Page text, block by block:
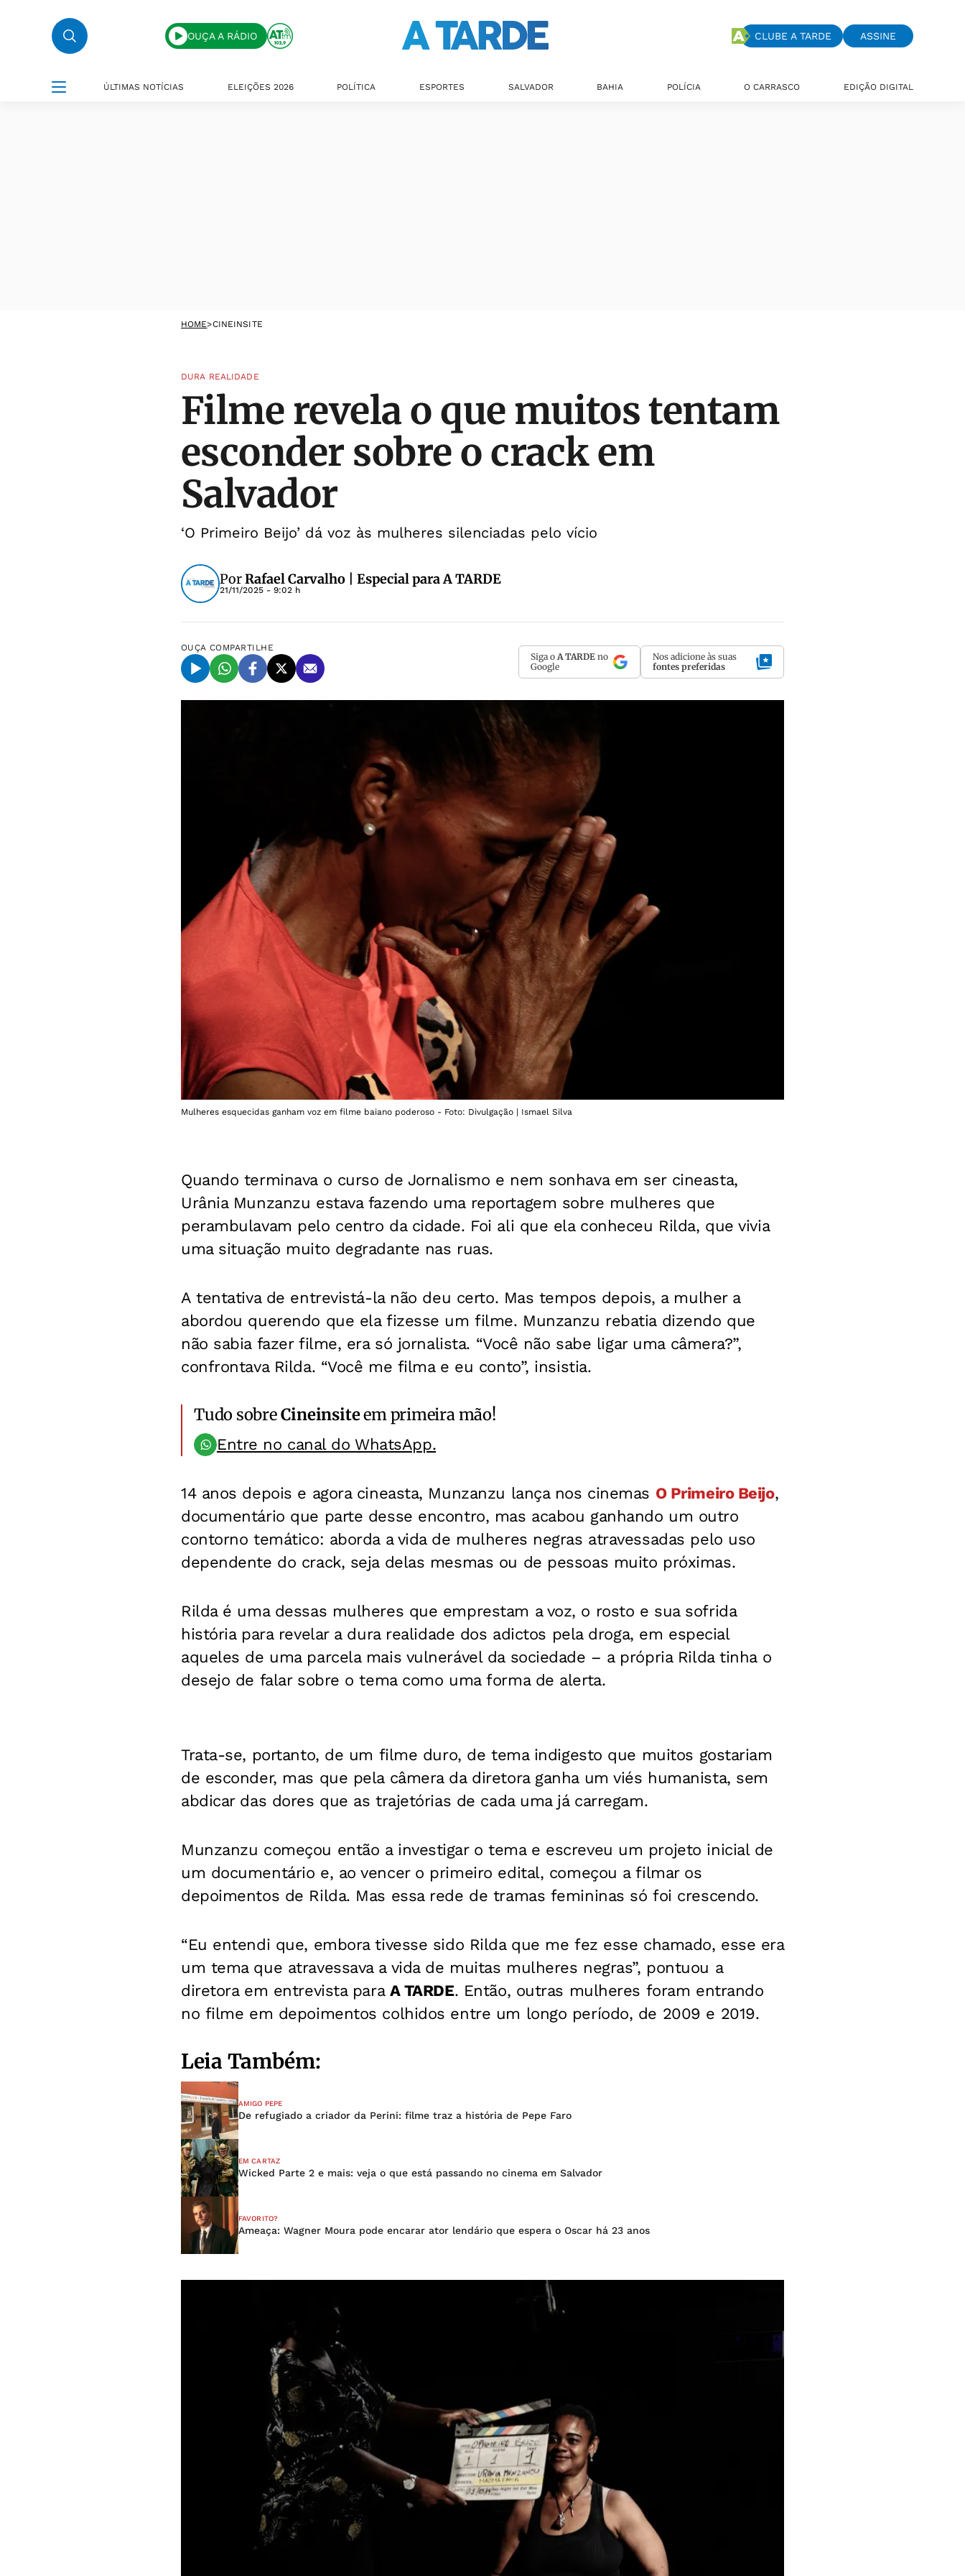
OUÇA A RÁDIO CLUBE A TARDE ASSINE
ÚLTIMAS NOTÍCIAS ELEIÇÕES 2026 POLÍTICA ESPORTES SALVADOR BAHIA POLÍCIA O CARRASCO EDIÇÃO DIGITAL
HOME>CINEINSITE
DURA REALIDADE
Filme revela o que muitos tentam
esconder sobre o crack em
Salvador
‘O Primeiro Beijo’ dá voz às mulheres silenciadas pelo vício
PorRafael Carvalho | Especial para A TARDE
21/11/2025 - 9:02 h
OUÇA COMPARTILHE
Siga o A TARDE no
Google
Nos adicione às suas
fontes preferidas
Mulheres esquecidas ganham voz em filme baiano poderoso - Foto: Divulgação | Ismael Silva
Quando terminava o curso de Jornalismo e nem sonhava em ser cineasta,
Urânia Munzanzu estava fazendo uma reportagem sobre mulheres que
perambulavam pelo centro da cidade. Foi ali que ela conheceu Rilda, que vivia
uma situação muito degradante nas ruas.
A tentativa de entrevistá-la não deu certo. Mas tempos depois, a mulher a
abordou querendo que ela fizesse um filme. Munzanzu rebatia dizendo que
não sabia fazer filme, era só jornalista. “Você não sabe ligar uma câmera?”,
confrontava Rilda. “Você me filma e eu conto”, insistia.
Tudo sobreCineinsiteem primeira mão!
Entre no canal do WhatsApp.
14 anos depois e agora cineasta, Munzanzu lança nos cinemas O Primeiro Beijo,
documentário que parte desse encontro, mas acabou ganhando um outro
contorno temático: aborda a vida de mulheres negras atravessadas pelo uso
dependente do crack, seja delas mesmas ou de pessoas muito próximas.
Rilda é uma dessas mulheres que emprestam a voz, o rosto e sua sofrida
história para revelar a dura realidade dos adictos pela droga, em especial
aqueles de uma parcela mais vulnerável da sociedade – a própria Rilda tinha o
desejo de falar sobre o tema como uma forma de alerta.
Trata-se, portanto, de um filme duro, de tema indigesto que muitos gostariam
de esconder, mas que pela câmera da diretora ganha um viés humanista, sem
abdicar das dores que as trajetórias de cada uma já carregam.
Munzanzu começou então a investigar o tema e escreveu um projeto inicial de
um documentário e, ao vencer o primeiro edital, começou a filmar os
depoimentos de Rilda. Mas essa rede de tramas femininas só foi crescendo.
“Eu entendi que, embora tivesse sido Rilda que me fez esse chamado, esse era
um tema que atravessava a vida de muitas mulheres negras”, pontuou a
diretora em entrevista para A TARDE. Então, outras mulheres foram entrando
no filme em depoimentos colhidos entre um longo período, de 2009 e 2019.
Leia Também:
AMIGO PEPE
De refugiado a criador da Perini: filme traz a história de Pepe Faro
EM CARTAZ
Wicked Parte 2 e mais: veja o que está passando no cinema em Salvador
FAVORITO?
Ameaça: Wagner Moura pode encarar ator lendário que espera o Oscar há 23 anos